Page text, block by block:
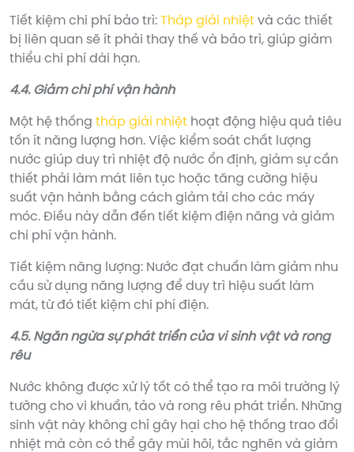
Tiết kiệm chi phí bảo trì: Tháp giải nhiệt và các thiết
bị liên quan sẽ ít phải thay thế và bảo trì, giúp giảm
thiểu chi phí dài hạn.
4.4. Giảm chi phí vận hành
Một hệ thống tháp giải nhiệt hoạt động hiệu quả tiêu
tốn ít năng lượng hơn. Việc kiểm soát chất lượng
nước giúp duy trì nhiệt độ nước ổn định, giảm sự cần
thiết phải làm mát liên tục hoặc tăng cường hiệu
suất vận hành bằng cách giảm tải cho các máy
móc. Điều này dẫn đến tiết kiệm điện năng và giảm
chi phí vận hành.
Tiết kiệm năng lượng: Nước đạt chuẩn làm giảm nhu
cầu sử dụng năng lượng để duy trì hiệu suất làm
mát, từ đó tiết kiệm chi phí điện.
4.5. Ngăn ngừa sự phát triển của vi sinh vật và rong
rêu
Nước không được xử lý tốt có thể tạo ra môi trường lý
tưởng cho vi khuẩn, tảo và rong rêu phát triển. Những
sinh vật này không chỉ gây hại cho hệ thống trao đổi
nhiệt mà còn có thể gây mùi hôi, tắc nghẽn và giảm